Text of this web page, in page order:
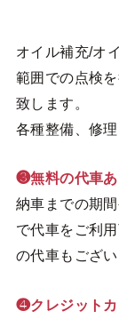
オイル補充/オ
範囲での点検
致します。
各種整備、修
❸無料の代車
納車までの期
で代車をご利
の代車もござい
❹クレジットカ